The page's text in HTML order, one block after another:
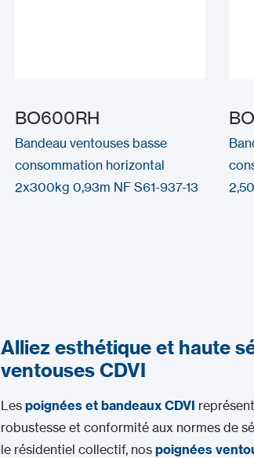
BO600RH
Bandeau ventouses basse
consommation horizontal
2x300kg 0,93m NF S61-937-13
Alliez esthétique et haute
ventouses CDVI
Lespoignées et bandeaux CDVI
robustesse et conformité aux normes de
le résidentiel collectif, nospoignées